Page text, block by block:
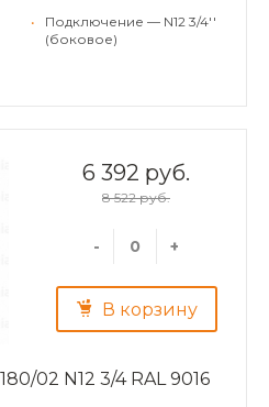
•
Подключение — N12 3/4''
(боковое)
6 392 руб.
8 522 руб.
- +
В корзину
02 N12 3/4 RAL 9016